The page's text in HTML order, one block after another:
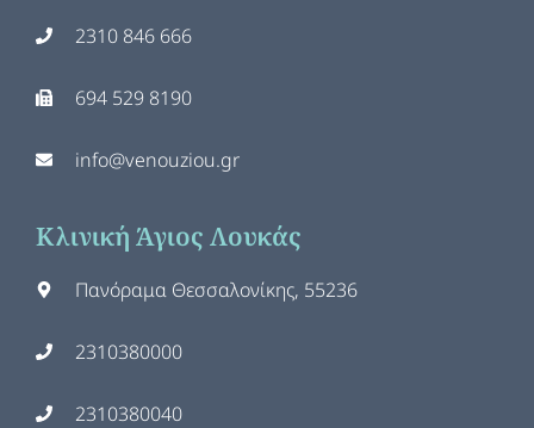
2310 846 666
694 529 8190
info@venouziou.gr
Κλινική Άγιος Λουκάς
Πανόραμα Θεσσαλονίκης, 55236
2310380000
2310380040